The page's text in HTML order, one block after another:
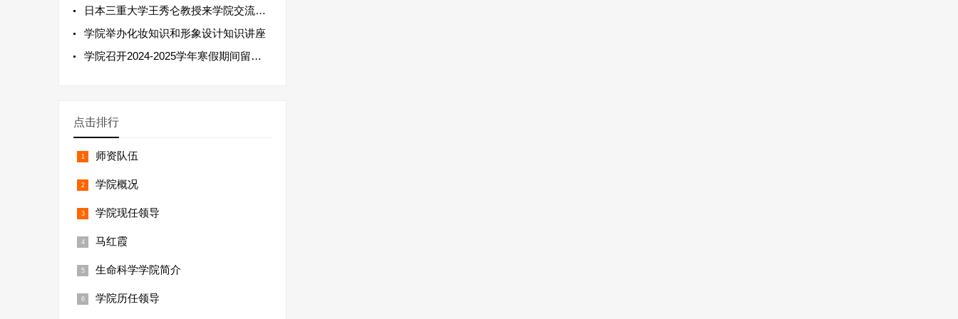
日本三重大学王秀仑教授来学院交流并作学术报告
学院举办化妆知识和形象设计知识讲座
学院召开2024-2025学年寒假期间留校研究生安全教育会
点击排行
师资队伍
学院概况
学院现任领导
马红霞
生命科学学院简介
学院历任领导